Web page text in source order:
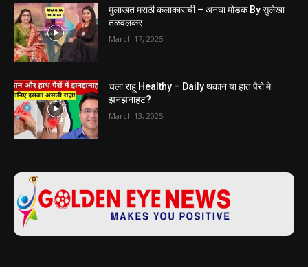
मुलाखत मराठी कलाकाराची – अनघा मोडक By सुलेखा
तळवलकर
March 17, 2025
चला राहू Healthy – Daily थकान या हात पैरो मे
झनझनाहट?
March 13, 2025